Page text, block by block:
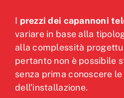
I prezzi dei capannoni
variare in base alla
alla complessità
pertanto non è possibile
senza prima conoscere
dell’installazione.